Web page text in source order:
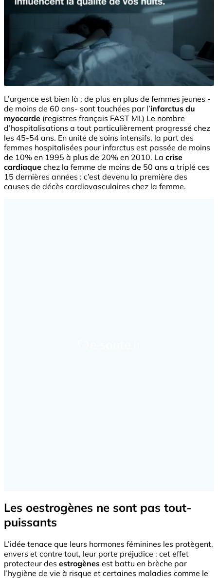
L’urgence est bien là : de plus en plus de femmes jeunes -
de moins de 60 ans- sont touchées par l’infarctus du
myocarde (registres français FAST MI.) Le nombre
d’hospitalisations a tout particulièrement progressé chez
les 45-54 ans. En unité de soins intensifs, la part des
femmes hospitalisées pour infarctus est passée de moins
de 10% en 1995 à plus de 20% en 2010. La crise
cardiaque chez la femme de moins de 50 ans a triplé ces
15 dernières années : c’est devenu la première des
causes de décès cardiovasculaires chez la femme.
Les oestrogènes ne sont pas tout-
puissants
L’idée tenace que leurs hormones féminines les protègent,
envers et contre tout, leur porte préjudice : cet effet
protecteur des estrogènes est battu en brèche par
l’hygiène de vie à risque et certaines maladies comme le